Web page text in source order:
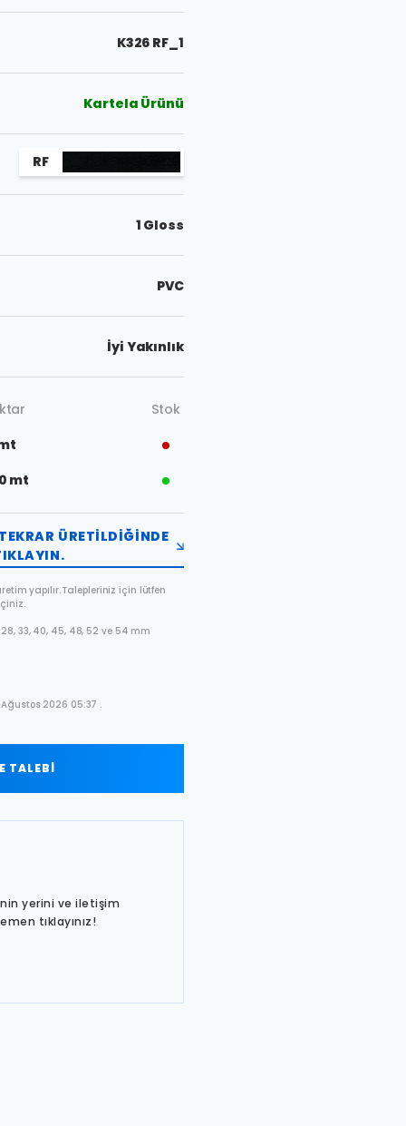
K326 RF_1
Kartela Ürünü
RF
1 Gloss
PVC
İyi Yakınlık
Stok
mt
ÜRETILDIĞINDE
yapılır. Talepleriniz için lütfen
33, 40, 45, 48, 52 ve 54 mm
2026 05:37 .
TALEBİ
yerini ve iletişim
tıklayınız!